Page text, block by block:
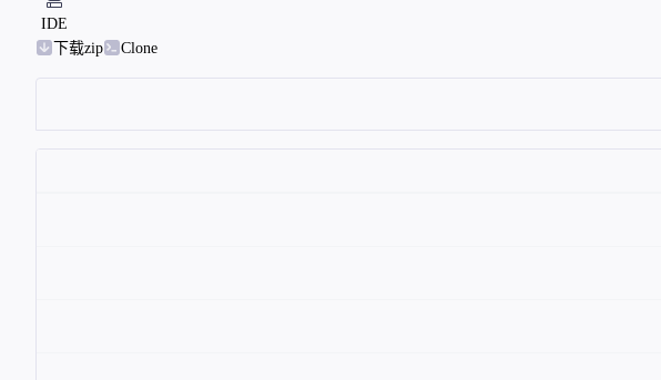
IDE
下载zip
Clone